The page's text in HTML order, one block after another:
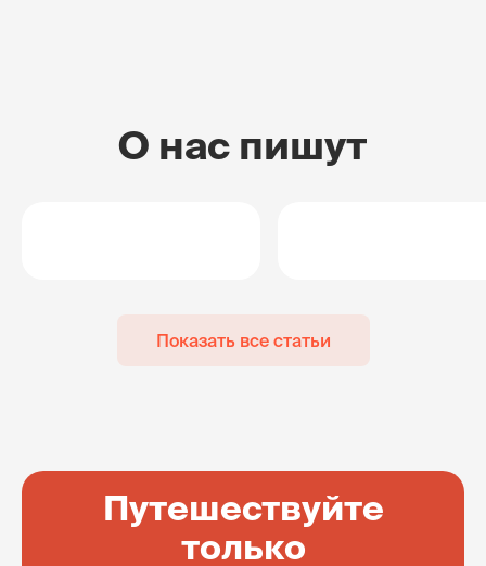
О нас пишут
Показать все статьи
Путешествуйте
только